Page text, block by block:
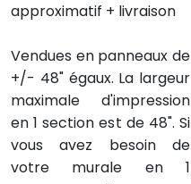
approximatif + livraison
Vendues en panneaux de
+/- 48" égaux. La largeur
maximale d'impression
en 1 section est de 48". Si
vous avez besoin de
votre murale en 1